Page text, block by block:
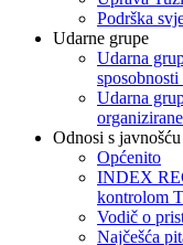
Podrška
Udarne grupe
Udarna
Udarna
Odnosi s javnošću
Općenito
INDEX
kontrolom
Vodič o
Najčešća